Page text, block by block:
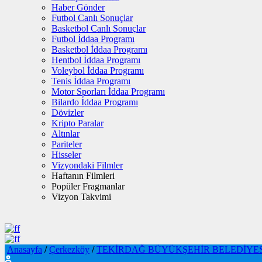
Haber Gönder
Futbol Canlı Sonuçlar
Basketbol Canlı Sonuçlar
Futbol İddaa Programı
Basketbol İddaa Programı
Hentbol İddaa Programı
Voleybol İddaa Programı
Tenis İddaa Programı
Motor Sporları İddaa Programı
Bilardo İddaa Programı
Dövizler
Kripto Paralar
Altınlar
Pariteler
Hisseler
Vizyondaki Filmler
Haftanın Filmleri
Popüler Fragmanlar
Vizyon Takvimi
Anasayfa / Çerkezköy / TEKİRDAĞ BÜYÜKŞEHİR